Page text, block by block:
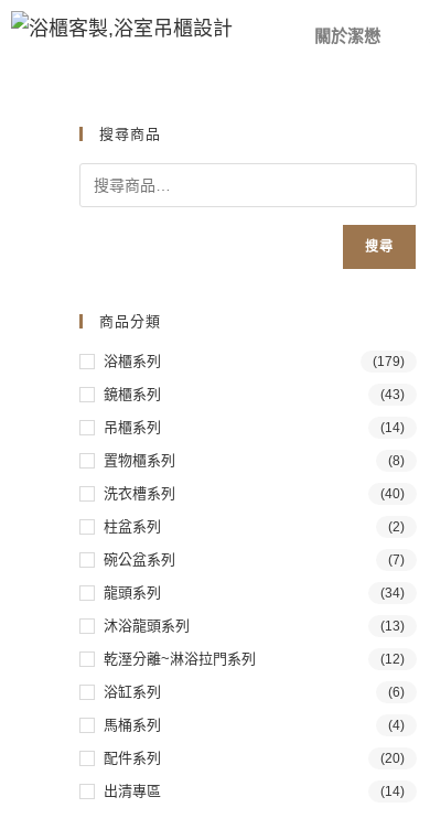
關於潔懋
搜尋商品
搜尋
商品分類
浴櫃系列 (179)
鏡櫃系列 (43)
吊櫃系列 (14)
置物櫃系列 (8)
洗衣槽系列 (40)
柱盆系列 (2)
碗公盆系列 (7)
龍頭系列 (34)
沐浴龍頭系列 (13)
乾溼分離~淋浴拉門系列 (12)
浴缸系列 (6)
馬桶系列 (4)
配件系列 (20)
出清專區 (14)